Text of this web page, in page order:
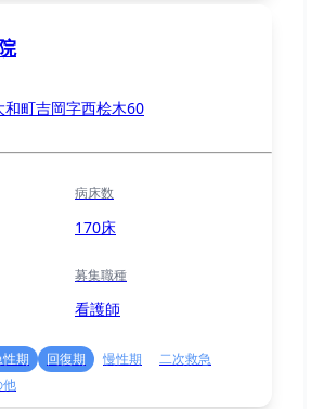
町吉岡字西桧木60
病床数
170床
募集職種
看護師
期 回復期 慢性期
二次救急
他